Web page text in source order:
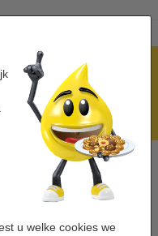
u welke cookies we
0294-787123
tot 17.00 uur